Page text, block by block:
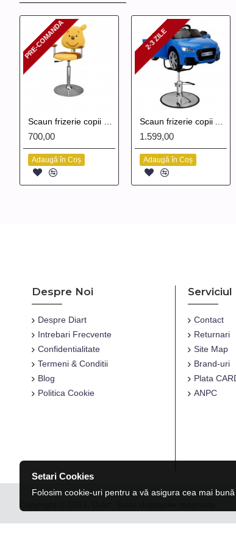
PRE-COMANDA
PRE-COMANDA
700,00
Adaugă în Coș
2-3 ZILE
2-3 ZILE
1.599,00
Adaugă în Coș
Despre Noi
Despre Diart
Intrebari Frecvente
Confidentialitate
Termeni & Conditii
Blog
Politica Cookie
Serviciul
Contact
Returnari
Site Map
Brand-uri
Plata
ANPC
Setari Cookies
Folosim cookie-uri pentru a vă asigura cea mai